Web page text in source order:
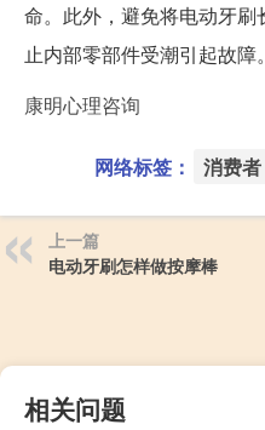
命。此外，避免将电动牙
止内部零部件受潮引起故障。
康明心理咨询
网络标签： 消费者
上一篇
电动牙刷怎样做按摩棒
相关问题